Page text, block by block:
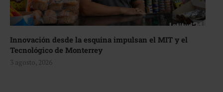
Innovación desde la esquina impulsan el MIT y el
Tecnológico de Monterrey
3 agosto, 2026